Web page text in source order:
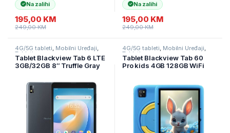
Na zalihi
195,00 KM
249,00KM
Na zalihi
195,00 KM
249,00KM
4G/5G tableti, Mobilni Uređaji,
Tableti
Tablet Blackview Tab 6 LTE
3GB/32GB 8″ Truffle Gray
4G/5G tableti, Mobilni Uređaji,
Tableti
Tablet Blackview Tab 60
Pro kids 4GB 128GB WiFi